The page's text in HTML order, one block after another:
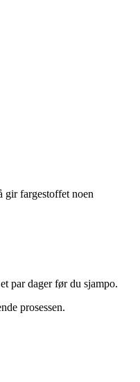
gir fargestoffet noen
par dager før du sjampo.
prosessen.